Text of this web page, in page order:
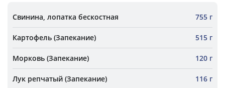
Свинина, лопатка бескостная 755 г
Картофель (Запекание) 515 г
Морковь (Запекание) 120 г
Лук репчатый (Запекание) 116 г